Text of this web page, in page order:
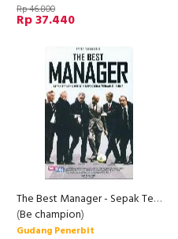
Rp 46.800
Rp 37.440
The Best Manager - Sepak Terjang Pelatih Sepak Bola Terbaik Di Dunia
(Be champion)
Gudang Penerbit